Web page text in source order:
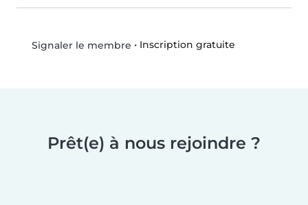
Signaler le membre • Inscription gratuite
Prêt(e) à nous rejoindre ?